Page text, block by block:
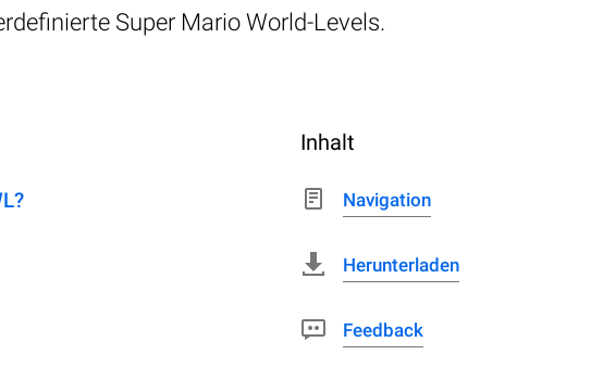
Super Mario World-Levels.
Inhalt
Navigation
Herunterladen
Feedback